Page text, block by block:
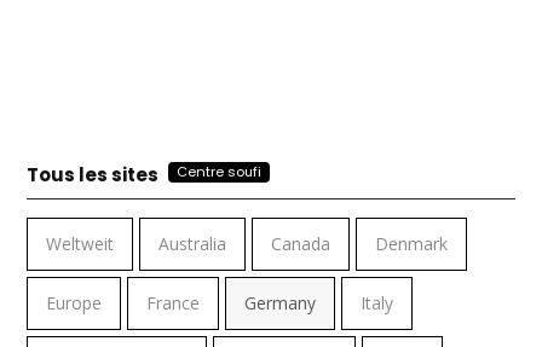
Tous les sites Centre soufi
Weltweit Australia Canada Denmark
Europe France Germany Italy